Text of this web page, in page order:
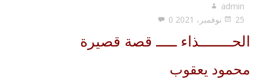
admin
25 نوفمبر، 2021
0
الحــــــــذاء ـــــ قصة قصيرة
محمود يعقوب